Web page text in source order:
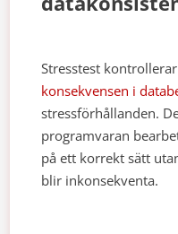
Stresstest
konsekvensen i
stressförhållanden.
programvaran
på ett korrekt sätt
blir inkonsekventa.